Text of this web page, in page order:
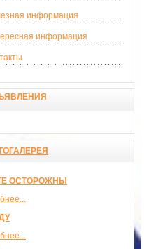
информация
информация
ОСТОРОЖНЫ